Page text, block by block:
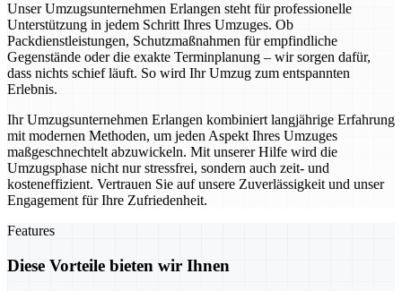
Unser Umzugsunternehmen Erlangen steht für professionelle
Unterstützung in jedem Schritt Ihres Umzuges. Ob
Packdienstleistungen, Schutzmaßnahmen für empfindliche
Gegenstände oder die exakte Terminplanung – wir sorgen dafür,
dass nichts schief läuft. So wird Ihr Umzug zum entspannten
Erlebnis.
Ihr Umzugsunternehmen Erlangen kombiniert langjährige Erfahrung
mit modernen Methoden, um jeden Aspekt Ihres Umzuges
maßgeschnechtelt abzuwickeln. Mit unserer Hilfe wird die
Umzugsphase nicht nur stressfrei, sondern auch zeit- und
kosteneffizient. Vertrauen Sie auf unsere Zuverlässigkeit und unser
Engagement für Ihre Zufriedenheit.
Features
Diese Vorteile bieten wir Ihnen